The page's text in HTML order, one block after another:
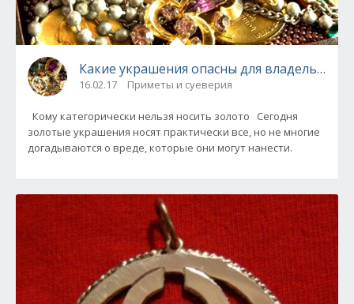
Какие украшения опасны для владельцев?
16.02.17 Приметы и суеверия
Кому категорически нельзя носить золото Сегодня
золотые украшения носят практически все, но не многие
догадываются о вреде, которые они могут нанести.